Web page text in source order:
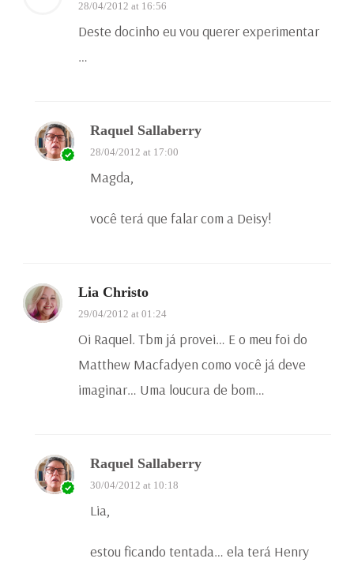
28/04/2012 at 16:56
Deste docinho eu vou querer experimentar
…
Raquel Sallaberry
28/04/2012 at 17:00
Magda,
você terá que falar com a Deisy!
Lia Christo
29/04/2012 at 01:24
Oi Raquel. Tbm já provei… E o meu foi do
Matthew Macfadyen como você já deve
imaginar… Uma loucura de bom…
Raquel Sallaberry
30/04/2012 at 10:18
Lia,
estou ficando tentada… ela terá Henry